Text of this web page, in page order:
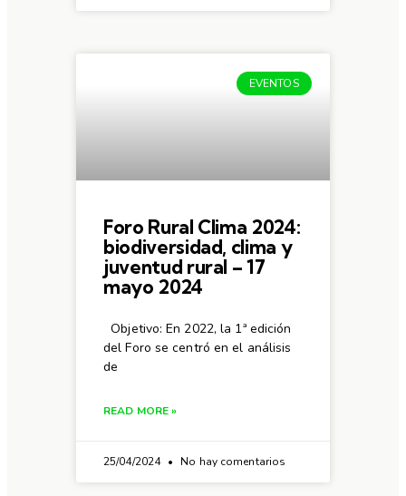
EVENTOS
Foro Rural Clima 2024:
biodiversidad, clima y
juventud rural – 17
mayo 2024
Objetivo: En 2022, la 1ª edición
del Foro se centró en el análisis
de
READ MORE »
25/04/2024 No hay comentarios